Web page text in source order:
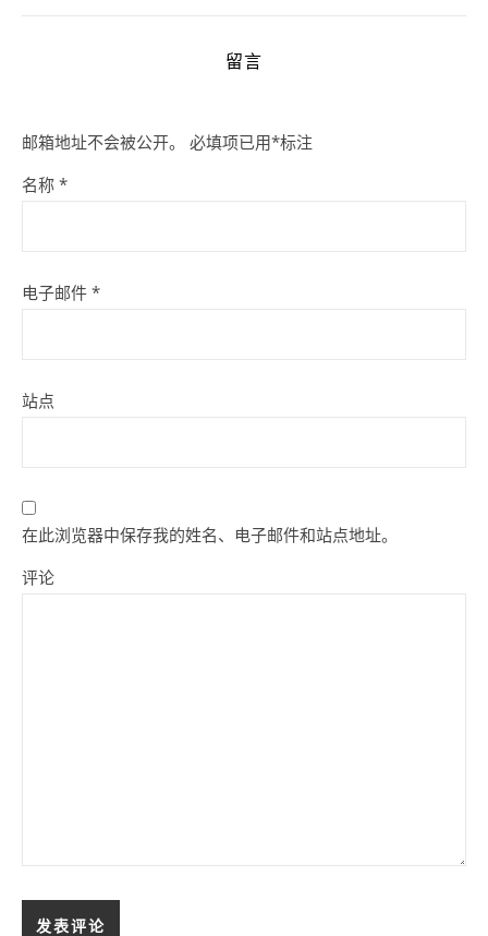
留言
邮箱地址不会被公开。 必填项已用*标注
名称 *
电子邮件 *
站点
在此浏览器中保存我的姓名、电子邮件和站点地址。
评论